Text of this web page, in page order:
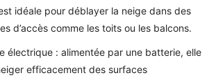
idéale pour déblayer la neige dans des
d’accès comme les toits ou les balcons.
électrique : alimentée par une batterie, elle
efficacement des surfaces